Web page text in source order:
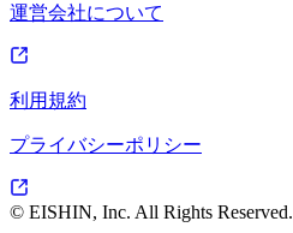
運営会社について
利用規約
プライバシーポリシー
© EISHIN, Inc. All Rights Reserved.